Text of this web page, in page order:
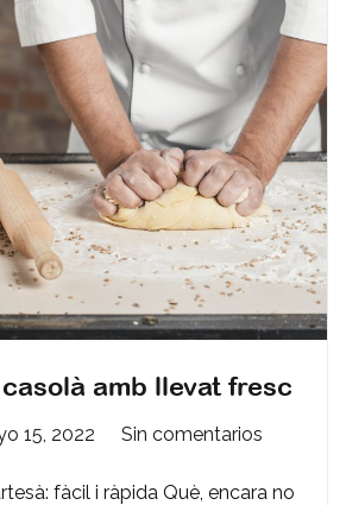
amb llevat fresc
15, 2022 Sin comentariosen
fer
fàcil i ràpida Què, encara no